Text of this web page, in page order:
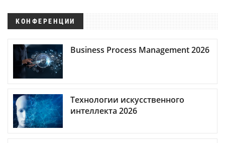
КОНФЕРЕНЦИИ
Business Process Management 2026
Технологии искусственного
интеллекта 2026